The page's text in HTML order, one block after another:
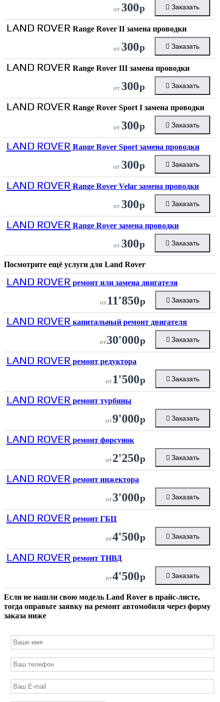
от 300р Заказать
LAND ROVER Range Rover II замена проводки
от 300р Заказать
LAND ROVER Range Rover III замена проводки
от 300р Заказать
LAND ROVER Range Rover Sport I замена проводки
от 300р Заказать
LAND ROVER Range Rover Sport замена проводки
от 300р Заказать
LAND ROVER Range Rover Velar замена проводки
от 300р Заказать
LAND ROVER Range Rover замена проводки
от 300р Заказать
Посмотрите ещё услуги для Land Rover
LAND ROVER ремонт или замена двигателя
от 11'850р Заказать
LAND ROVER капитальный ремонт двигателя
от30'000р Заказать
LAND ROVER ремонт редуктора
от 1'500р Заказать
LAND ROVER ремонт турбины
от9'000р Заказать
LAND ROVER ремонт форсунок
от2'250р Заказать
LAND ROVER ремонт инжектора
от3'000р Заказать
LAND ROVER ремонт ГБЦ
от4'500р Заказать
LAND ROVER ремонт ТНВД
от4'500р Заказать
Если не нашли свою модель Land Rover в прайс-листе,
тогда оправьте заявку на ремонт автомобиля через форму
заказа ниже